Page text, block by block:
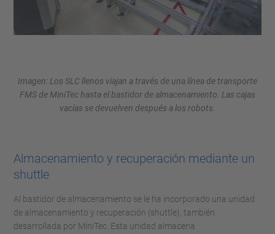
Imagen: Los SLC llenos viajan a través de una línea de transporte
FMS de MiniTec hasta el bastidor de almacenamiento. Las cajas
vacías se devuelven después a los robots.
Almacenamiento y recuperación mediante un
shuttle
Al bastidor de almacenamiento se le ha incorporado una unidad
de almacenamiento y recuperación (shuttle), también
desarrollada por MiniTec. Esta unidad almacena